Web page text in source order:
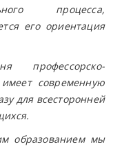
процесса,
его ориентация
профессорско-
имеет современную
для всесторонней
образованием мы